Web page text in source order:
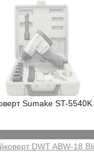
Sumake ST-5540K